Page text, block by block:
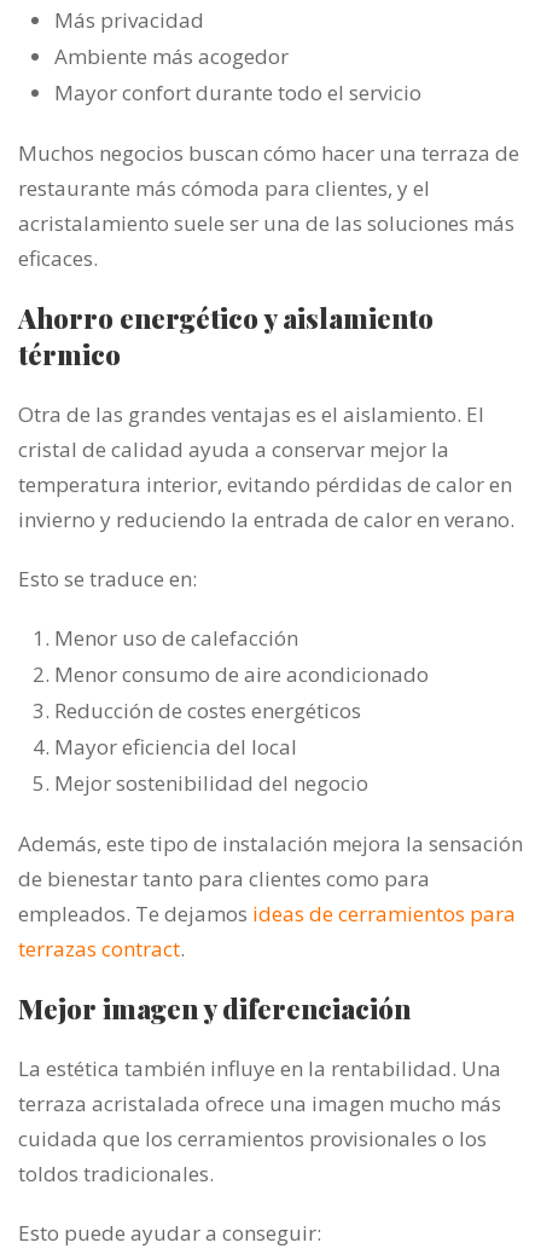
Más privacidad
Ambiente más acogedor
Mayor confort durante todo el servicio
Muchos negocios buscan cómo hacer una terraza de
restaurante más cómoda para clientes, y el
acristalamiento suele ser una de las soluciones más
eficaces.
Ahorro energético y aislamiento
térmico
Otra de las grandes ventajas es el aislamiento. El
cristal de calidad ayuda a conservar mejor la
temperatura interior, evitando pérdidas de calor en
invierno y reduciendo la entrada de calor en verano.
Esto se traduce en:
Menor uso de calefacción
Menor consumo de aire acondicionado
Reducción de costes energéticos
Mayor eficiencia del local
Mejor sostenibilidad del negocio
Además, este tipo de instalación mejora la sensación
de bienestar tanto para clientes como para
empleados. Te dejamos ideas de cerramientos para
terrazas contract.
Mejor imagen y diferenciación
La estética también influye en la rentabilidad. Una
terraza acristalada ofrece una imagen mucho más
cuidada que los cerramientos provisionales o los
toldos tradicionales.
Esto puede ayudar a conseguir: